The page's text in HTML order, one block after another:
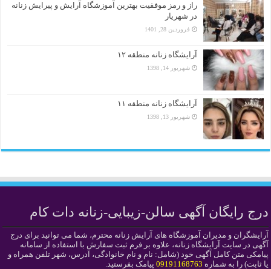
راز و رمز موفقیت بهترین آموزشگاه آرایش و پیرایش زنانه
در شهریار
فروردین 28, 1401
آرایشگاه زنانه منطقه ۱۲
شهریور 14, 1398
آرایشگاه زنانه منطقه ۱۱
شهریور 13, 1398
درج رایگان آگهی سالن-زیبایی-زنانه دات کام
آرایشگران و مدیران آموزشگاه های آرایش زنانه محترم، شما می توانید برای درج
آگهی در سایت آرایشگاه زنانه، علاوه بر فرم ثبت سفارش با استفاده از سامانه
پیامکی متن کامل آگهی خود (شامل: نام و نام خانوادگی، آدرس، شهر تلفن همراه و
یا ثابت) را به شماره 09191168763 پیامک بفرستید.